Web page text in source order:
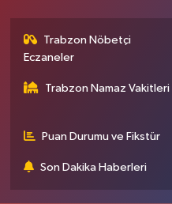
Trabzon Nöbetçi
Eczaneler
Trabzon Namaz Vakitleri
Puan Durumu ve Fikstür
Son Dakika Haberleri